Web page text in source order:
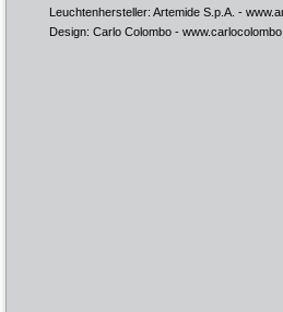
Leuchtenhersteller: Artemide S.p.A. -
Design: Carlo Colombo -